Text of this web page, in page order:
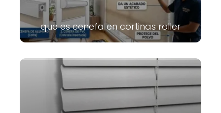
que es cenefa en cortinas roller